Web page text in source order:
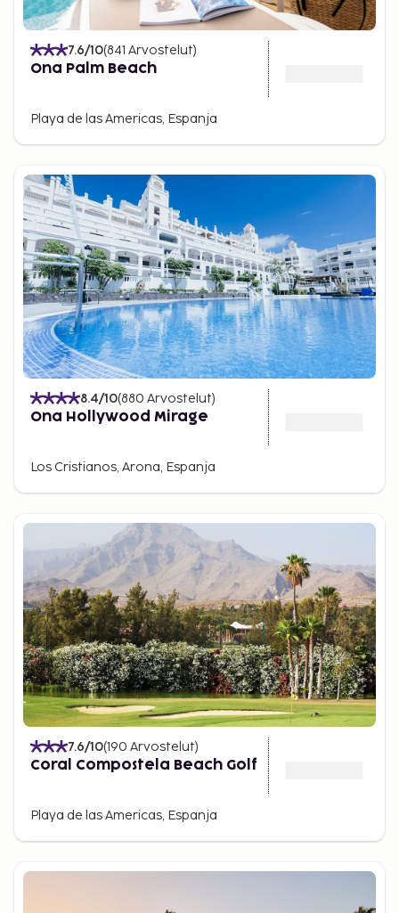
7.6/10(841 Arvostelut)
Ona Palm Beach
Playa de las Americas, Espanja
8.4/10(880 Arvostelut)
Ona Hollywood Mirage
Los Cristianos, Arona, Espanja
7.6/10(190 Arvostelut)
Coral Compostela Beach Golf
Playa de las Americas, Espanja